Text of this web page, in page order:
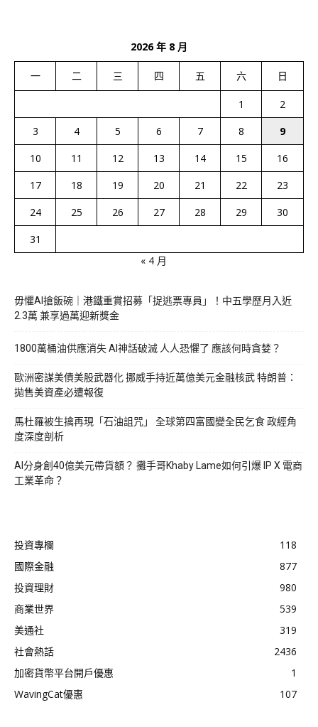
2026 年 8 月
一 二 三 四 五 六 日
1
2
3
4 5 6 7 8
9
10
11 12 13 14 15
16
17
18 19 20 21 22
23
24
25 26 27 28 29
30
31
« 4 月
毋懼AI搶飯碗｜港鐵重賞招募「捉逃票專員」！中五學歷月入近
2.3萬 兼享過萬迎新獎金
1800萬桶油供應消失 AI神話破滅 人人恐懼了 應該何時貪婪？
歐洲密謀美債美股武器化 挪威手持近萬億美元金融核武 特朗普：
拋售美資產必遭報復
馬杜羅被生擒再現「石油詛咒」 全球第四富國變全民乞食 政經角
度深度剖析
AI分身創40億美元帶貨額？ 攤手哥Khaby Lame如何引爆 IP X 電商
工業革命？
投資專欄
118
國際金融
877
投資理財
980
商業世界
539
美通社
319
社會熱話
2436
加密貨幣平台開戶優惠
1
WavingCat優惠
107